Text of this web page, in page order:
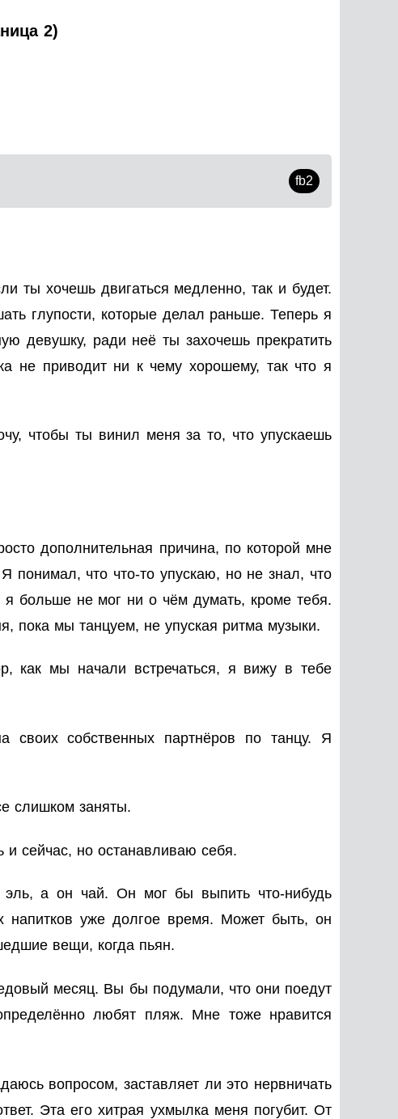
2)
fb2
ты хочешь двигаться медленно, так и будет.
глупости, которые делал раньше. Теперь я
девушку, ради неё ты захочешь прекратить
не приводит ни к чему хорошему, так что я
чтобы ты винил меня за то, что упускаешь
дополнительная причина, по которой мне
понимал, что что-то упускаю, но не знал, что
больше не мог ни о чём думать, кроме тебя.
пока мы танцуем, не упуская ритма музыки.
как мы начали встречаться, я вижу в тебе
собственных партнёров по танцу. Я
слишком заняты.
и сейчас, но останавливаю себя.
а он чай. Он мог бы выпить что-нибудь
напитков уже долгое время. Может быть, он
вещи, когда пьян.
месяц. Вы бы подумали, что они поедут
любят пляж. Мне тоже нравится
вопросом, заставляет ли это нервничать
Эта его хитрая ухмылка меня погубит. От